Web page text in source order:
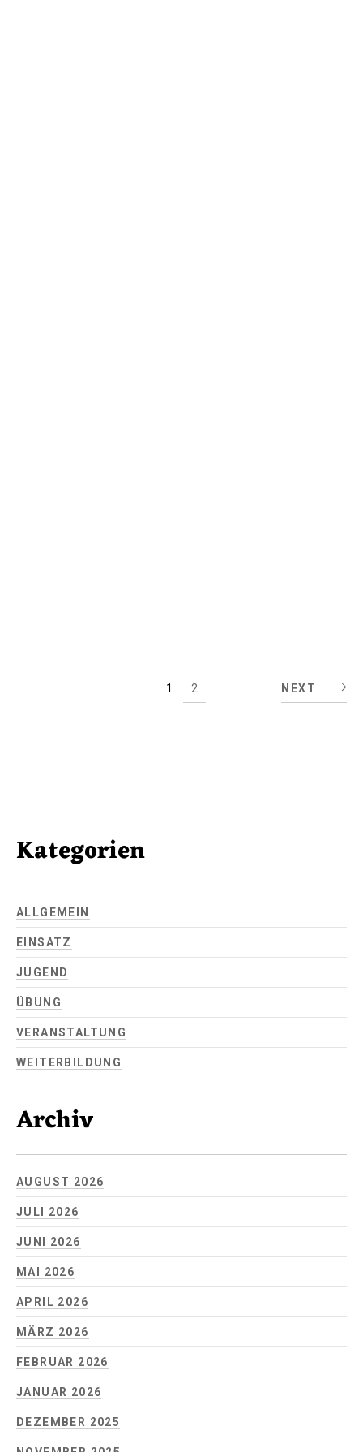
1 2 NEXT
Kategorien
ALLGEMEIN
EINSATZ
JUGEND
ÜBUNG
VERANSTALTUNG
WEITERBILDUNG
Archiv
AUGUST 2026
JULI 2026
JUNI 2026
MAI 2026
APRIL 2026
MÄRZ 2026
FEBRUAR 2026
JANUAR 2026
DEZEMBER 2025